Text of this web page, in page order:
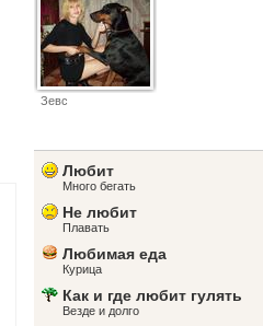
Зевс
Любит
Много бегать
Не любит
Плавать
Любимая еда
Курица
Как и где любит гулять
Везде и долго